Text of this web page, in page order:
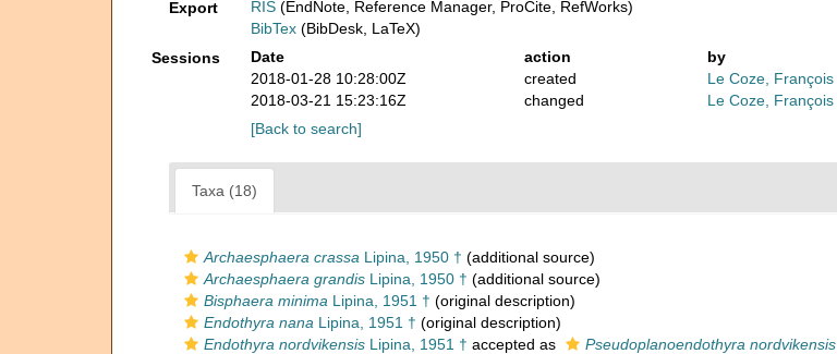
Export
RIS (EndNote, Reference Manager, ProCite, RefWorks)
BibTex (BibDesk, LaTeX)
Sessions
Date action
by
2018-01-28 10:28:00Z
created
Le Coze, François
2018-03-21 15:23:16Z
changed
Le Coze, François
[Back to search]
Taxa (18)
Archaesphaera crassa Lipina, 1950 † (additional source)
Archaesphaera grandis Lipina, 1950 † (additional source)
Bisphaera minima Lipina, 1951 † (original description)
Endothyra nana Lipina, 1951 † (original description)
Endothyra nordvikensis Lipina, 1951 † accepted as Pseudoplanoendothyra nordvikensis